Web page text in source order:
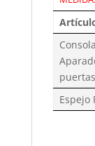
Consola
puertas
Espejo